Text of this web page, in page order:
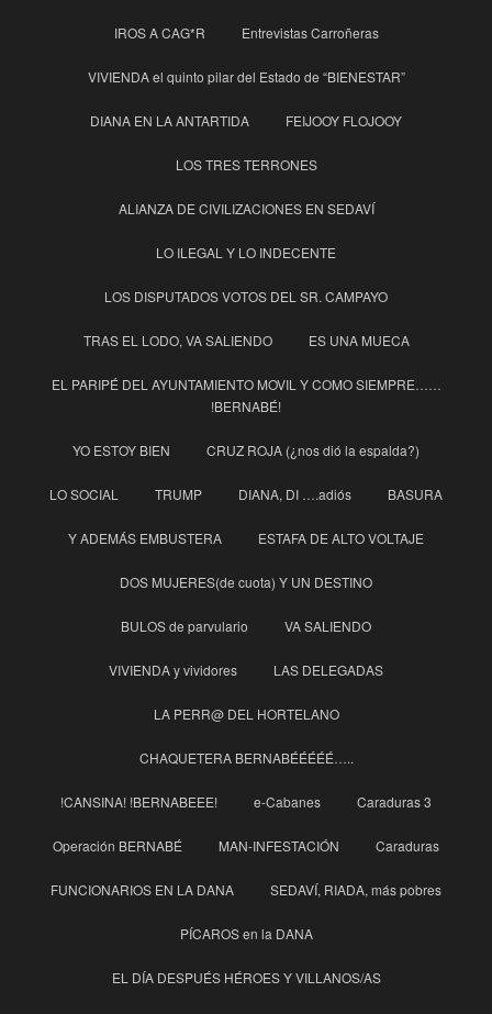
IROS A CAG*R Entrevistas Carroñeras
VIVIENDA el quinto pilar del Estado de “BIENESTAR”
DIANA EN LA ANTARTIDA FEIJOOY FLOJOOY
LOS TRES TERRONES
ALIANZA DE CIVILIZACIONES EN SEDAVÍ
LO ILEGAL Y LO INDECENTE
LOS DISPUTADOS VOTOS DEL SR. CAMPAYO
TRAS EL LODO, VA SALIENDO ES UNA MUECA
EL PARIPÉ DEL AYUNTAMIENTO MOVIL Y COMO SIEMPRE……
!BERNABÉ!
YO ESTOY BIEN CRUZ ROJA (¿nos dió la espalda?)
LO SOCIAL TRUMP DIANA, DI ….adiós BASURA
Y ADEMÁS EMBUSTERA ESTAFA DE ALTO VOLTAJE
DOS MUJERES(de cuota) Y UN DESTINO
BULOS de parvulario VA SALIENDO
VIVIENDA y vividores LAS DELEGADAS
LA PERR@ DEL HORTELANO
CHAQUETERA BERNABÉÉÉÉÉ…..
!CANSINA! !BERNABEEE! e-Cabanes Caraduras 3
Operación BERNABÉ MAN-INFESTACIÓN Caraduras
FUNCIONARIOS EN LA DANA SEDAVÍ, RIADA, más pobres
PÍCAROS en la DANA
EL DÍA DESPUÉS HÉROES Y VILLANOS/AS